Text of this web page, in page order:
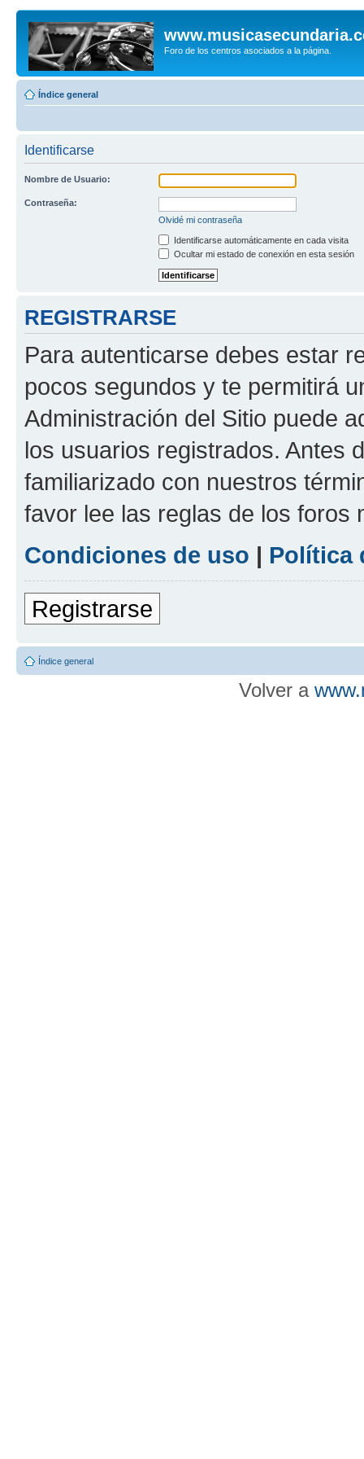
Foro de los centros asociados a la página.
Índice general
Identificarse
Nombre de Usuario:
Contraseña:
Olvidé mi contraseña
Identificarse automáticamente en cada visita
Ocultar mi estado de conexión en esta sesión
REGISTRARSE
Para autenticarse debes estar
pocos segundos y te permitirá
Administración del Sitio puede
los usuarios registrados. Antes
familiarizado con nuestros
favor lee las reglas de los foros
Condiciones de uso | Política
Registrarse
Índice general
Volver a